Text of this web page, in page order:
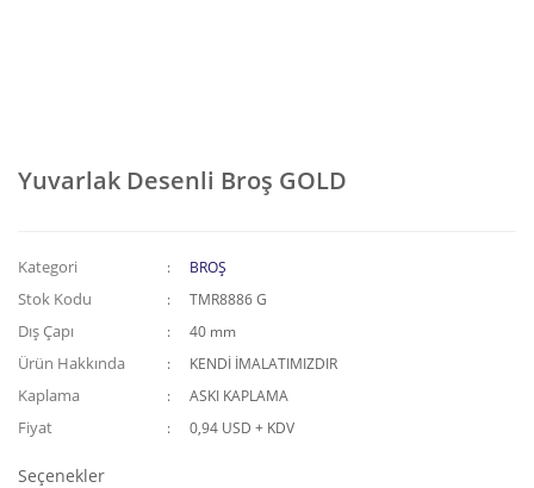
Yuvarlak Desenli Broş GOLD
Kategori BROŞ
Stok Kodu TMR8886 G
Dış Çapı 40 mm
Ürün Hakkında KENDİ İMALATIMIZDIR
Kaplama ASKI KAPLAMA
Fiyat 0,94 USD + KDV
Seçenekler